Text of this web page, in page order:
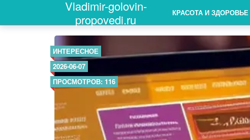
Vladimir-golovin-
propovedi.ru
КРАСОТА И ЗДОРОВЬЕ
ИНТЕРЕСНОЕ
2026-06-07
ПРОСМОТРОВ: 116